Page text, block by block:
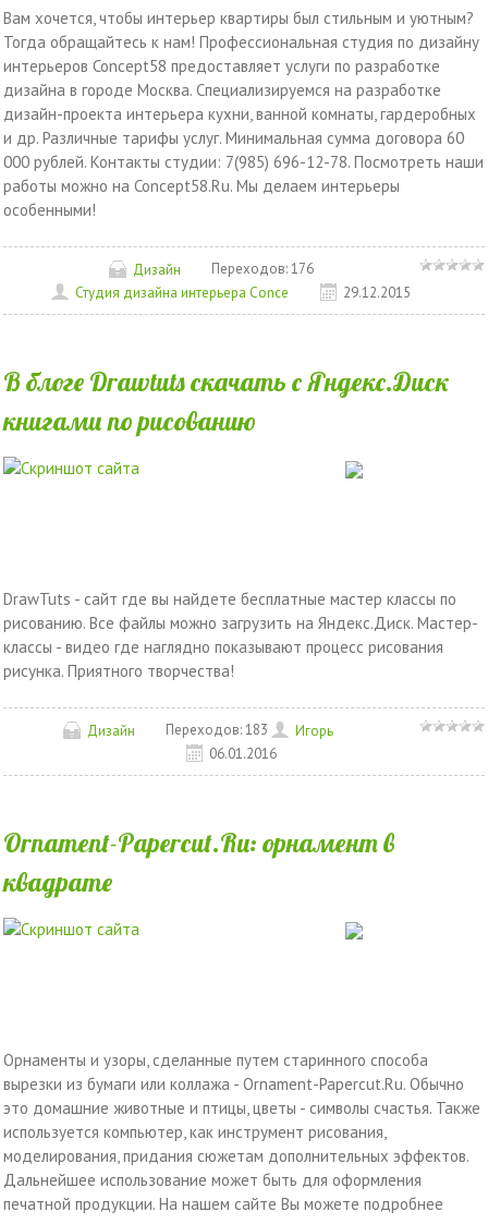
Вам хочется, чтобы интерьер квартиры был стильным и уютным?
Тогда обращайтесь к нам! Профессиональная студия по дизайну
интерьеров Concept58 предоставляет услуги по разработке
дизайна в городе Москва. Специализируемся на разработке
дизайн-проекта интерьера кухни, ванной комнаты, гардеробных
и др. Различные тарифы услуг. Минимальная сумма договора 60
000 рублей. Контакты студии: 7(985) 696-12-78. Посмотреть наши
работы можно на Concept58.Ru. Мы делаем интерьеры
особенными!
Дизайн Переходов:176
Студия дизайна интерьера Conce
29.12.2015
В блоге Drawtuts скачать с Яндекс.Диск
книгами по рисованию
DrawTuts - сайт где вы найдете бесплатные мастер классы по
рисованию. Все файлы можно загрузить на Яндекс.Диск. Мастер-
классы - видео где наглядно показывают процесс рисования
рисунка. Приятного творчества!
Дизайн Переходов: 183
Игорь
06.01.2016
Ornament-Papercut.Ru: орнамент в
квадрате
Орнаменты и узоры, сделанные путем старинного способа
вырезки из бумаги или коллажа - Ornament-Papercut.Ru. Обычно
это домашние животные и птицы, цветы - символы счастья. Также
используется компьютер, как инструмент рисования,
моделирования, придания сюжетам дополнительных эффектов.
Дальнейшее использование может быть для оформления
печатной продукции. На нашем сайте Вы можете подробнее